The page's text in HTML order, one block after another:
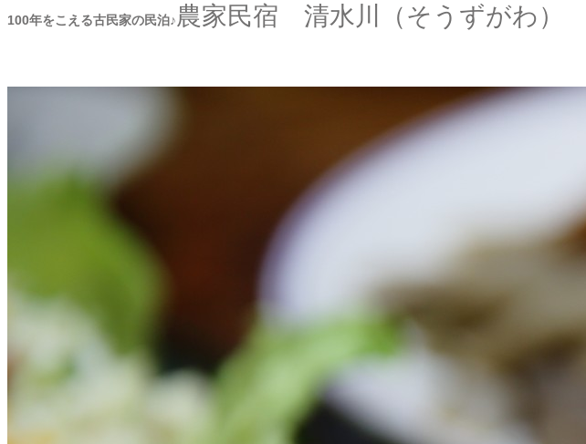
100年をこえる古民家の民泊♪ 農家民宿 清水川（そうずがわ）